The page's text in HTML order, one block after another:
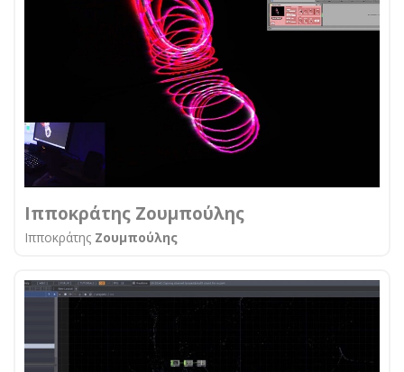
Ιπποκράτης Ζουμπούλης
Ιπποκράτης Ζουμπούλης